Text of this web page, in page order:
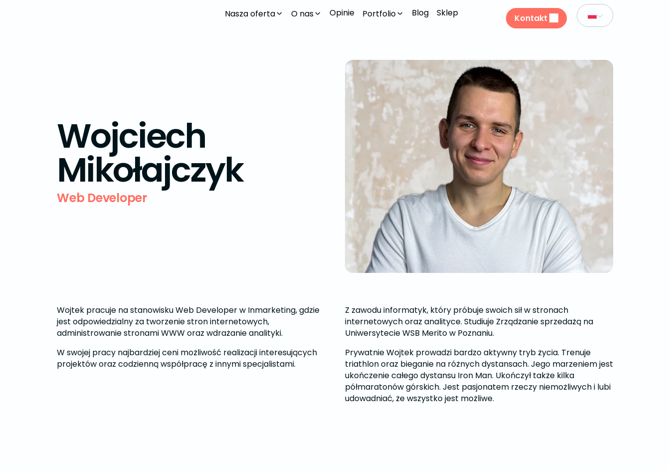
Nasza oferta O nas Opinie Portfolio Blog Sklep Kontakt
Wojciech
Mikołajczyk
Web Developer
Wojtek pracuje na stanowisku Web Developer w Inmarketing, gdzie
jest odpowiedzialny za tworzenie stron internetowych,
administrowanie stronami WWW oraz wdrażanie analityki.
W swojej pracy najbardziej ceni możliwość realizacji interesujących
projektów oraz codzienną współpracę z innymi specjalistami.
Z zawodu informatyk, który próbuje swoich sił w stronach
internetowych oraz analityce. Studiuje Zrządzanie sprzedażą na
Uniwersytecie WSB Merito w Poznaniu.
Prywatnie Wojtek prowadzi bardzo aktywny tryb życia. Trenuje
triathlon oraz bieganie na różnych dystansach. Jego marzeniem jest
ukończenie całego dystansu Iron Man. Ukończył także kilka
półmaratonów górskich. Jest pasjonatem rzeczy niemożliwych i lubi
udowadniać, że wszystko jest możliwe.